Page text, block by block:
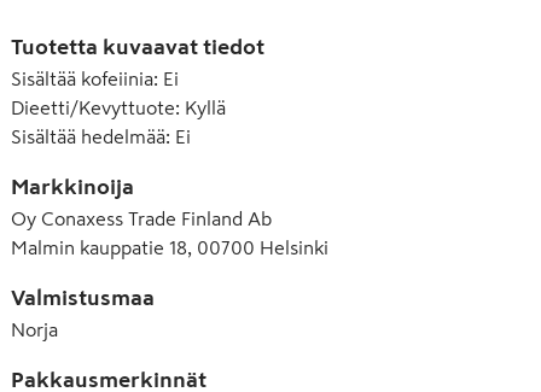
E414 Arabikumi
E960 Stevioliglykosidit
Tuotetta kuvaavat tiedot
Sisältää kofeiinia: Ei
Dieetti/Kevyttuote: Kyllä
Sisältää hedelmää: Ei
Markkinoija
Oy Conaxess Trade Finland Ab
Malmin kauppatie 18, 00700 Helsinki
Valmistusmaa
Norja
Pakkausmerkinnät